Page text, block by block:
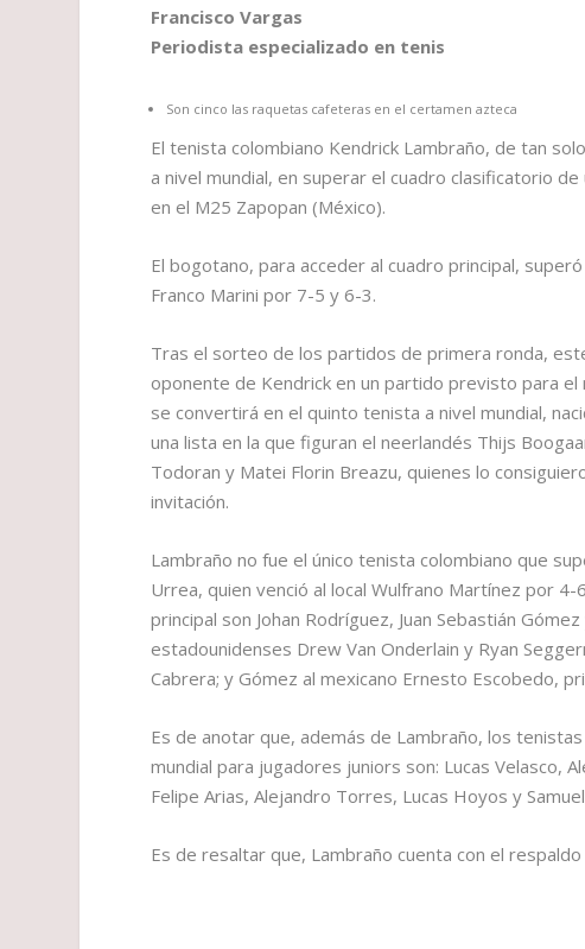
Francisco Vargas
Periodista especializado en tenis
Son cinco las raquetas cafeteras en el certamen azteca
El tenista colombiano Kendrick Lambraño, de tan
a nivel mundial, en superar el cuadro clasificatorio
en el M25 Zapopan (México).
El bogotano, para acceder al cuadro principal,
Franco Marini por 7-5 y 6-3.
Tras el sorteo de los partidos de primera ronda,
oponente de Kendrick en un partido previsto para el
se convertirá en el quinto tenista a nivel mundial,
una lista en la que figuran el neerlandés Thijs
Todoran y Matei Florin Breazu, quienes lo
invitación.
Lambraño no fue el único tenista colombiano que
Urrea, quien venció al local Wulfrano Martínez por
principal son Johan Rodríguez, Juan Sebastián
estadounidenses Drew Van Onderlain y Ryan
Cabrera; y Gómez al mexicano Ernesto Escobedo,
Es de anotar que, además de Lambraño, los
mundial para jugadores juniors son: Lucas Velasco,
Felipe Arias, Alejandro Torres, Lucas Hoyos y
Es de resaltar que, Lambraño cuenta con el